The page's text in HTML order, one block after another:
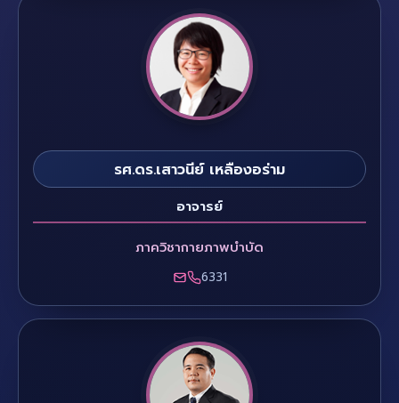
รศ.ดร.เสาวนีย์ เหลืองอร่าม
อาจารย์
ภาควิชากายภาพบำบัด
6331